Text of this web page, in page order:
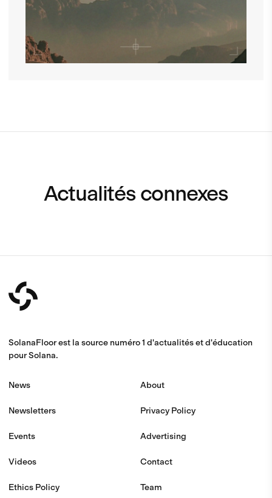
Actualités connexes
SolanaFloor est la source numéro 1 d'actualités et d'éducation
pour Solana.
News
Newsletters
Events
Videos
Ethics Policy
About
Privacy Policy
Advertising
Contact
Team